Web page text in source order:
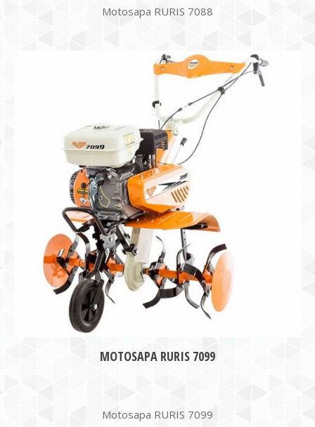
Motosapa RURIS 7088
MOTOSAPA RURIS 7099
Motosapa RURIS 7099